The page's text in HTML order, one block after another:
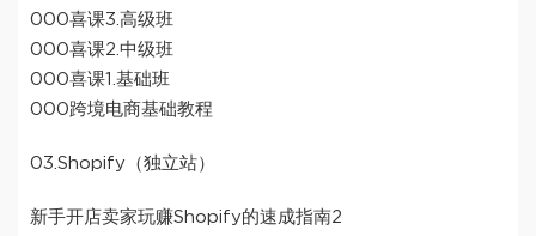
000喜课3.高级班
000喜课2.中级班
000喜课1.基础班
000跨境电商基础教程
03.Shopify（独立站）
新手开店卖家玩赚Shopify的速成指南2